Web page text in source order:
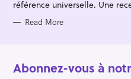
référence universelle. Une
Read More
Abonnez-vous à